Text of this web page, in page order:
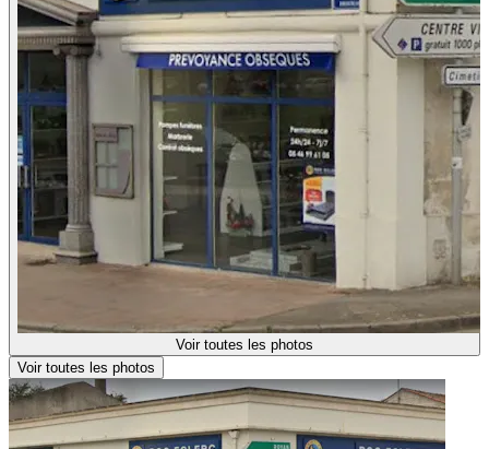
Voir toutes les photos
Voir toutes les photos